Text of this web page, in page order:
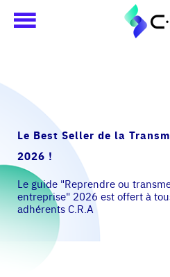
Le Best Seller de la
2026 !
Le guide "Reprendre ou
entreprise" 2026 est offert à
adhérents C.R.A